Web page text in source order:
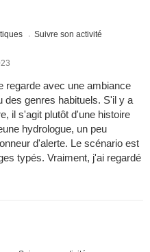
Suivre son activité
regarde avec une ambiance
des genres habituels. S'il y a
il s'agit plutôt d'une histoire
hydrologue, un peu
d'alerte. Le scénario est
typés. Vraiment, j'ai regardé